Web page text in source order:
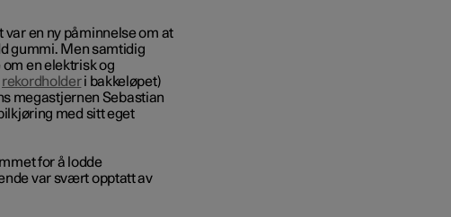
en ny påminnelse om at
gummi. Men samtidig
en elektrisk og
rekordholderi bakkeløpet)
megastjernen Sebastian
med sitt eget
for å lodde
var svært opptatt av